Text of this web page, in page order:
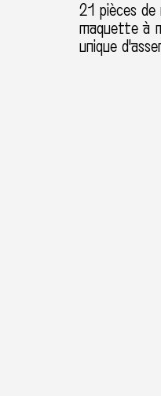
21 pièces
maquette à
unique